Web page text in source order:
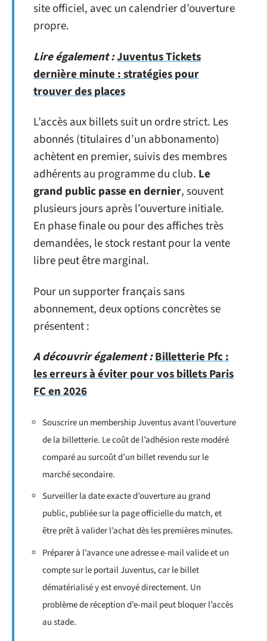
site officiel, avec un calendrier d’ouverture
propre.
Lire également :Juventus Tickets
dernière minute : stratégies pour
trouver des places
L’accès aux billets suit un ordre strict. Les
abonnés (titulaires d’un abbonamento)
achètent en premier, suivis des membres
adhérents au programme du club. Le
grand public passe en dernier, souvent
plusieurs jours après l’ouverture initiale.
En phase finale ou pour des affiches très
demandées, le stock restant pour la vente
libre peut être marginal.
Pour un supporter français sans
abonnement, deux options concrètes se
présentent :
A découvrir également :Billetterie Pfc :
les erreurs à éviter pour vos billets Paris
FC en 2026
Souscrire un membership Juventus avant l’ouverture
de la billetterie. Le coût de l’adhésion reste modéré
comparé au surcoût d’un billet revendu sur le
marché secondaire.
Surveiller la date exacte d’ouverture au grand
public, publiée sur la page officielle du match, et
être prêt à valider l’achat dès les premières minutes.
Préparer à l’avance une adresse e-mail valide et un
compte sur le portail Juventus, car le billet
dématérialisé y est envoyé directement. Un
problème de réception d’e-mail peut bloquer l’accès
au stade.